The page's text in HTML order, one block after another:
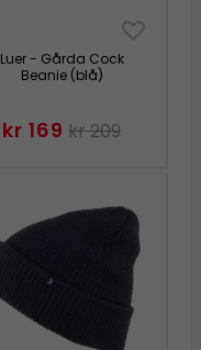
Luer - Gårda Cock
Beanie (blå)
kr 169 kr 209